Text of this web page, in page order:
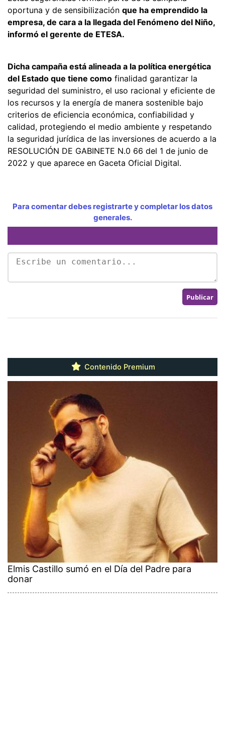
oportuna y de sensibilización que ha emprendido la
empresa, de cara a la llegada del Fenómeno del Niño,
informó el gerente de ETESA.
Dicha campaña está alineada a la política energética
del Estado que tiene como finalidad garantizar la
seguridad del suministro, el uso racional y eficiente de
los recursos y la energía de manera sostenible bajo
criterios de eficiencia económica, confiabilidad y
calidad, protegiendo el medio ambiente y respetando
la seguridad jurídica de las inversiones de acuerdo a la
RESOLUCIÓN DE GABINETE N.0 66 del 1 de junio de
2022 y que aparece en Gaceta Oficial Digital.
Para comentar debes registrarte y completar los datos
generales.
Contenido Premium
Elmis Castillo sumó en el Día del Padre para
donar